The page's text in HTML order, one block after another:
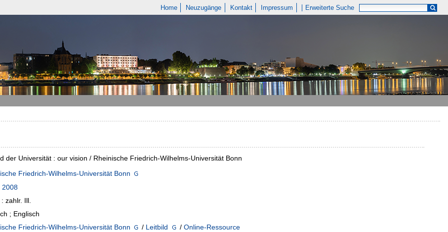
Home Neuzugänge Kontakt Impressum Erweiterte Suche
der Universität : our vision / Rheinische Friedrich-Wilhelms-Universität Bonn
Friedrich-Wilhelms-Universität Bonn
2008
zahlr. Ill.
; Englisch
Friedrich-Wilhelms-Universität Bonn / Leitbild / Online-Ressource